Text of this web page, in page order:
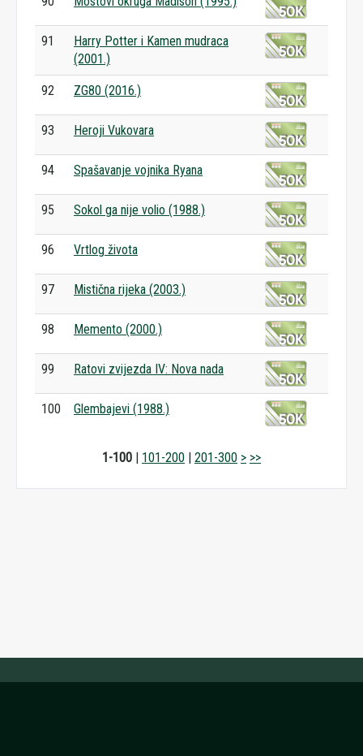
91
Harry Potter i Kamen mudraca
(2001.)
92 ZG80 (2016.)
93 Heroji Vukovara
94 Spašavanje vojnika Ryana
95 Sokol ga nije volio (1988.)
96 Vrtlog života
97 Mistična rijeka (2003.)
98 Memento (2000.)
99 Ratovi zvijezda IV: Nova nada
100 Glembajevi (1988.)
1-100 | 101-200 | 201-300 > >>